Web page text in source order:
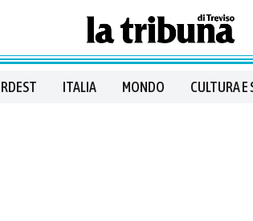
ITALIA MONDO CULTURA